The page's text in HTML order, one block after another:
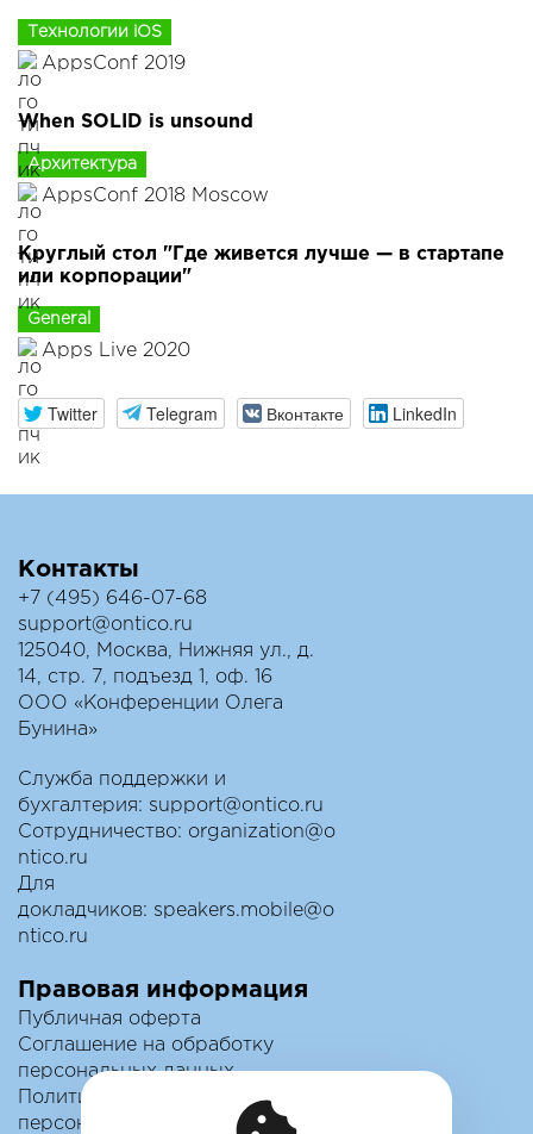
Технологии iOS
AppsConf 2019
When SOLID is unsound
Архитектура
AppsConf 2018 Moscow
Круглый стол "Где живется лучше — в стартапе
или корпорации"
General
Apps Live 2020
Twitter Telegram Вконтакте LinkedIn
Контакты
+7 (495) 646-07-68
support@ontico.ru
125040, Москва, Нижняя ул., д.
14, стр. 7, подъезд 1, оф. 16
ООО «Конференции Олега
Бунина»
Служба поддержки и
бухгалтерия: support@ontico.ru
Сотрудничество: organization@o
ntico.ru
Для
докладчиков: speakers.mobile@o
ntico.ru
Правовая информация
Публичная оферта
Соглашение на обработку
персональных данных
Политика обработки
персональных данных